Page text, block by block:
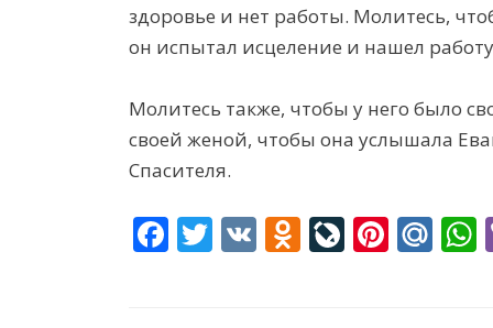
здоровье и нет работы. Молитесь,
он испытал исцеление и нашел
Молитесь также, чтобы у него было
своей женой, чтобы она услышала
Спасителя.
F T V O Li Pi M